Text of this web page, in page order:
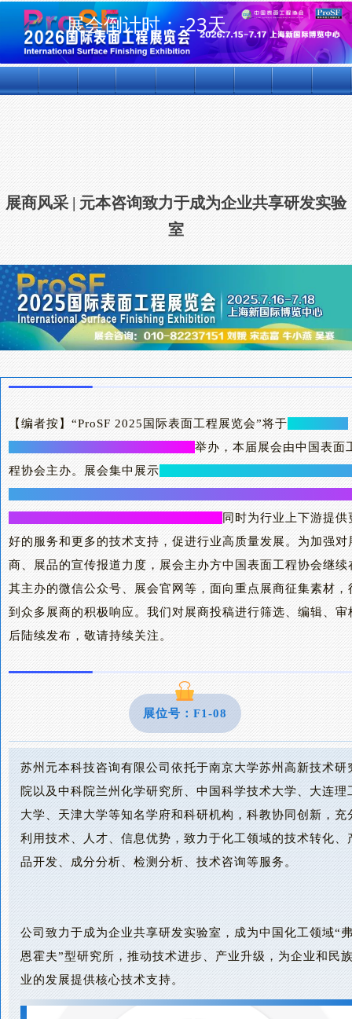
首页 关于我们展商中心观众中心同期活动交通指南下载专区往届回顾
国
展会倒计时：-23天
展商风采 | 元本咨询致力于成为企业共享研发实验
室
【编者按】“ProSF 2025国际表面工程展览会”将于
举办，本届展会由中国表面
程协会主办。展会集中展示
同时为行业上下游提供
好的服务和更多的技术支持，促进行业高质量发展。为加强对
商、展品的宣传报道力度，展会主办方中国表面工程协会继续
其主办的微信公众号、展会官网等，面向重点展商征集素材，
到众多展商的积极响应。我们对展商投稿进行筛选、编辑、审
后陆续发布，敬请持续关注。
展位号：F1-08
苏州元本科技咨询有限公司依托于南京大学苏州高新技术研
院以及中科院兰州化学研究所、中国科学技术大学、大连理
大学、天津大学等知名学府和科研机构，科教协同创新，充
利用技术、人才、信息优势，致力于化工领域的技术转化、
品开发、成分分析、检测分析、技术咨询等服务。
公司致力于成为企业共享研发实验室，成为中国化工领域“
恩霍夫”型研究所，推动技术进步、产业升级，为企业和民
业的发展提供核心技术支持。